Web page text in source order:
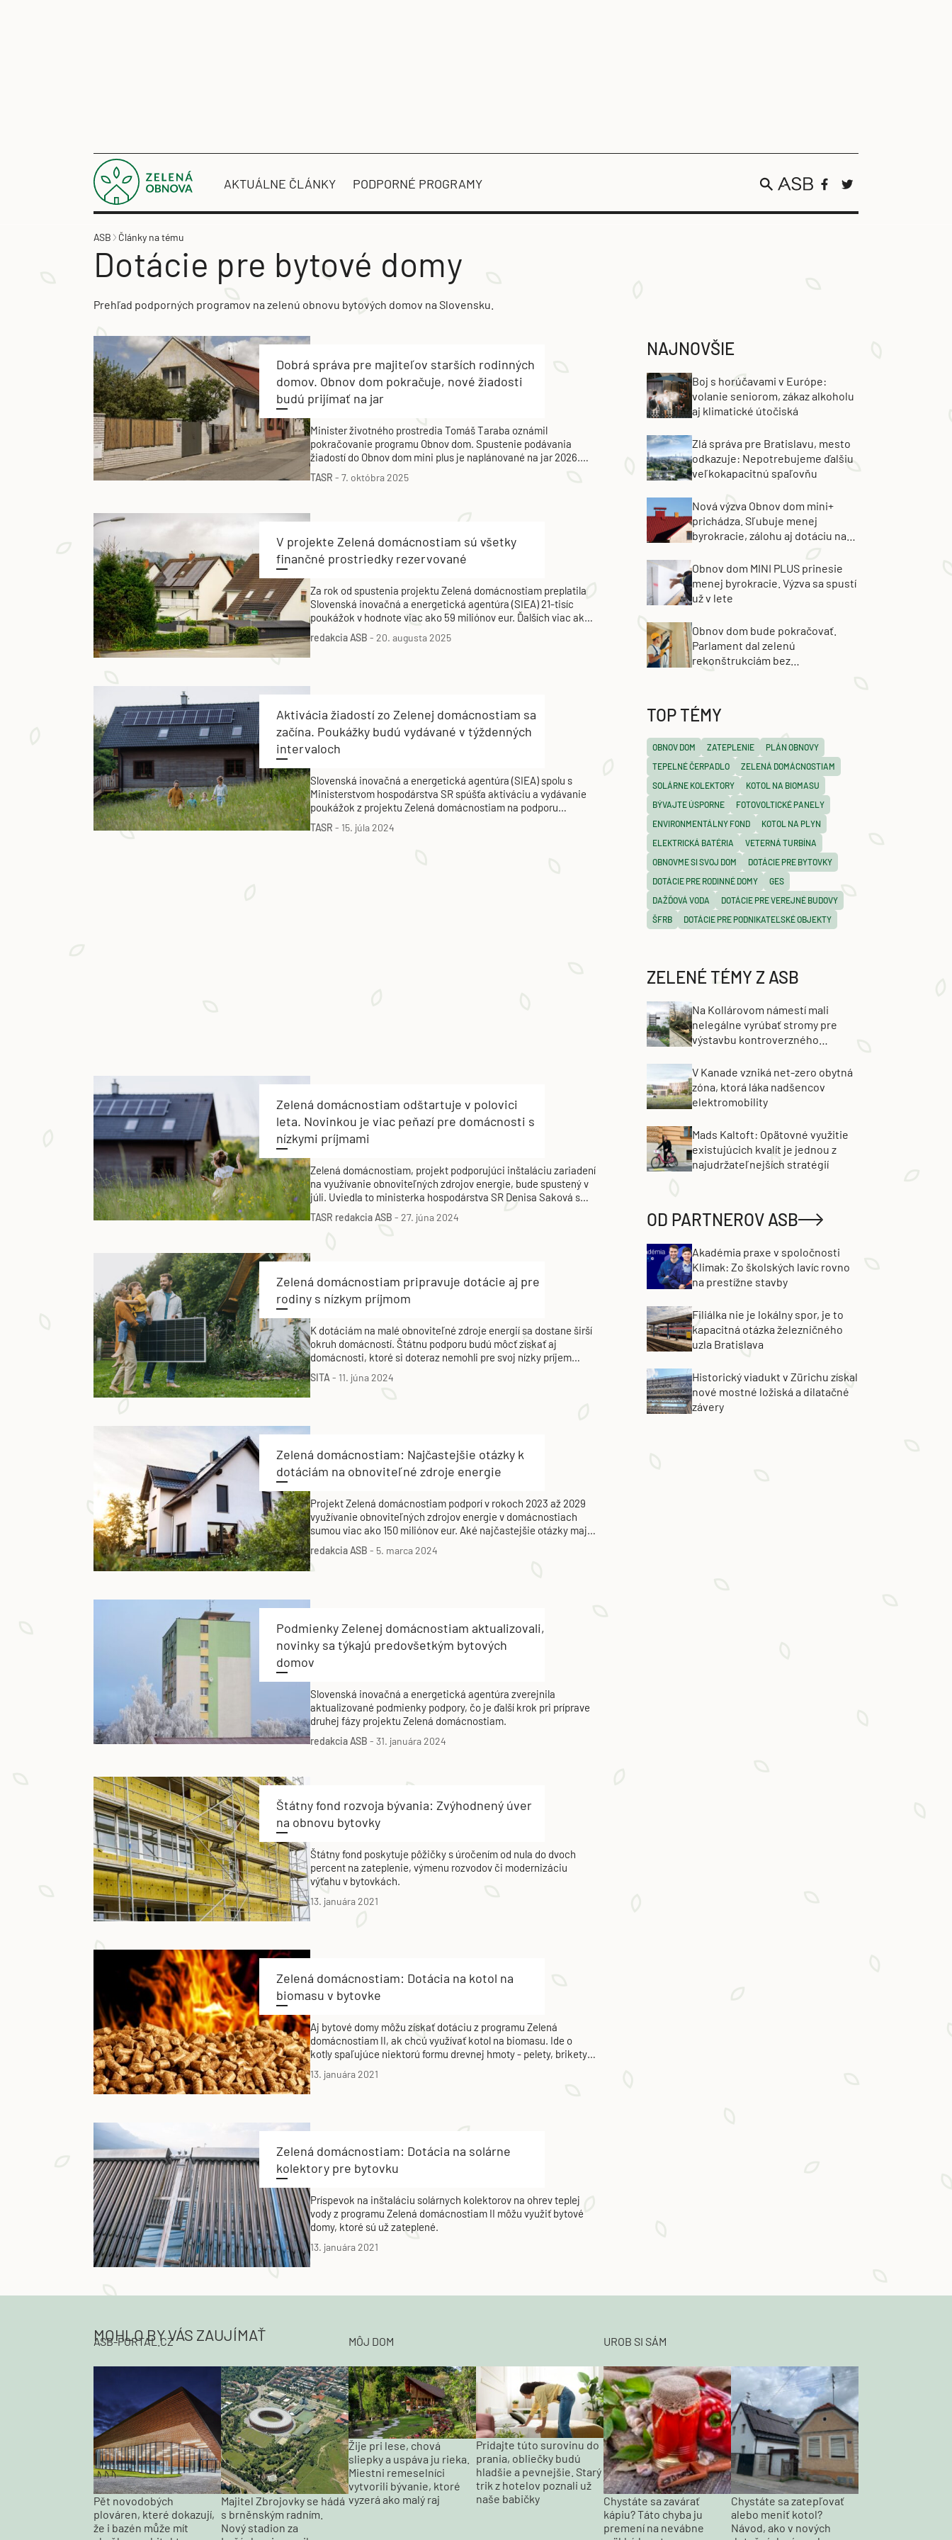
AKTUÁLNE ČLÁNKY PODPORNÉ PROGRAMY
ASB Články na tému
Dotácie pre bytové domy
Prehľad podporných programov na zelenú obnovu bytových domov na Slovensku.
Dobrá správa pre majiteľov starších rodinných
domov. Obnov dom pokračuje, nové žiadosti
budú prijímať na jar
Minister životného prostredia Tomáš Taraba oznámil
pokračovanie programu Obnov dom. Spustenie podávania
žiadostí do Obnov dom mini plus je naplánované na jar 2026.
Najohrozenejším domácnostiam pôjde 186 miliónov eur. Pomoc
má byť adresná, rýchla a bez nutnosti dokladovať energetické
TASR -7. októbra 2025
V projekte Zelená domácnostiam sú všetky
finančné prostriedky rezervované
Za rok od spustenia projektu Zelená domácnostiam preplatila
Slovenská inovačná a energetická agentúra (SIEA) 21-tisíc
poukážok v hodnote viac ako 59 miliónov eur. Ďalších viac ako
46 miliónov eur je momentálne viazaných na inštalácie, ktoré
majú byť ukončené v najbližších mesiacoch. Aktuálne sú
redakcia ASB -20. augusta 2025
Aktivácia žiadostí zo Zelenej domácnostiam sa
začína. Poukážky budú vydávané v týždenných
intervaloch
Slovenská inovačná a energetická agentúra (SIEA) spolu s
Ministerstvom hospodárstva SR spúšťa aktiváciu a vydávanie
poukážok z projektu Zelená domácnostiam na podporu
inštalácie zariadení na využívanie obnoviteľných zdrojov
energie.
TASR - 15. júla 2024
Zelená domácnostiam odštartuje v polovici
leta. Novinkou je viac peňazí pre domácnosti s
nízkymi príjmami
Zelená domácnostiam, projekt podporujúci inštaláciu zariadení
na využívanie obnoviteľných zdrojov energie, bude spustený v
júli. Uviedla to ministerka hospodárstva SR Denisa Saková s
tým, že celková alokácia výzvy bude podľa nej asi 150 miliónov
eur.
TASR redakcia ASB -27. júna 2024
Zelená domácnostiam pripravuje dotácie aj pre
rodiny s nízkym príjmom
K dotáciám na malé obnoviteľné zdroje energií sa dostane širší
okruh domácností. Štátnu podporu budú môcť získať aj
domácnosti, ktoré si doteraz nemohli pre svoj nízky príjem
dovoliť kúpiť fotovoltické panely či slnečné kolektory.
SITA - 11. júna 2024
Zelená domácnostiam: Najčastejšie otázky k
dotáciám na obnoviteľné zdroje energie
Projekt Zelená domácnostiam podporí v rokoch 2023 až 2029
využívanie obnoviteľných zdrojov energie v domácnostiach
sumou viac ako 150 miliónov eur. Aké najčastejšie otázky majú
vlastníci rodinných a bytových domov?
redakcia ASB - 5. marca 2024
Podmienky Zelenej domácnostiam aktualizovali,
novinky sa týkajú predovšetkým bytových
domov
Slovenská inovačná a energetická agentúra zverejnila
aktualizované podmienky podpory, čo je ďalší krok pri príprave
druhej fázy projektu Zelená domácnostiam.
redakcia ASB -31. januára 2024
Štátny fond rozvoja bývania: Zvýhodnený úver
na obnovu bytovky
Štátny fond poskytuje pôžičky s úročením od nula do dvoch
percent na zateplenie, výmenu rozvodov či modernizáciu
výťahu v bytovkách.
13. januára 2021
Zelená domácnostiam: Dotácia na kotol na
biomasu v bytovke
Aj bytové domy môžu získať dotáciu z programu Zelená
domácnostiam II, ak chcú využívať kotol na biomasu. Ide o
kotly spaľujúce niektorú formu drevnej hmoty - pelety, brikety,
kotly).
13. januára 2021
Zelená domácnostiam: Dotácia na solárne
kolektory pre bytovku
Príspevok na inštaláciu solárnych kolektorov na ohrev teplej
vody z programu Zelená domácnostiam II môžu využiť bytové
domy, ktoré sú už zateplené.
13. januára 2021
NAJNOVŠIE
Boj s horúčavami v Európe:
volanie seniorom, zákaz alkoholu
aj klimatické útočiská
Zlá správa pre Bratislavu, mesto
odkazuje: Nepotrebujeme ďalšiu
veľkokapacitnú spaľovňu
Nová výzva Obnov dom mini+
prichádza. Sľubuje menej
byrokracie, zálohu aj dotáciu na
Obnov dom MINI PLUS prinesie
menej byrokracie. Výzva sa spustí
už v lete
Obnov dom bude pokračovať.
Parlament dal zelenú
rekonštrukciám bez
TOP TÉMY
OBNOV DOM ZATEPLENIE
PLÁN OBNOVY
TEPELNÉ ČERPADLO
ZELENÁ DOMÁCNOSTIAM
SOLÁRNE KOLEKTORY
KOTOL NA BIOMASU
BÝVAJTE ÚSPORNE
FOTOVOLTICKÉ PANELY
ENVIRONMENTÁLNY FOND
KOTOL NA PLYN
ELEKTRICKÁ BATÉRIA
VETERNÁ TURBÍNA
OBNOVME SI SVOJ DOM
DOTÁCIE PRE BYTOVKY
DOTÁCIE PRE RODINNÉ DOMY
GES
DAŽĎOVÁ VODA
DOTÁCIE PRE VEREJNÉ BUDOVY
ŠFRB
DOTÁCIE PRE PODNIKATEĽSKÉ OBJEKTY
ZELENÉ TÉMY Z ASB
Na Kollárovom námestí mali
nelegálne vyrúbať stromy pre
výstavbu kontroverzného
popiera
V Kanade vzniká net-zero obytná
zóna, ktorá láka nadšencov
elektromobility
Mads Kaltoft: Opätovné využitie
existujúcich kvalít je jednou z
najudržateľnejších stratégií
OD PARTNEROV ASB
Akadémia praxe v spoločnosti
Klimak: Zo školských lavíc rovno
na prestížne stavby
Filiálka nie je lokálny spor, je to
kapacitná otázka železničného
uzla Bratislava
Historický viadukt v Zürichu získal
nové mostné ložiská a dilatačné
závery
MOHLO BY VÁS ZAUJÍMAŤ
ASB-PORTAL.CZ
Pět novodobých
plováren, které dokazují,
že i bazén může mít
Majitel Zbrojovky se hádá
s brněnským radním.
Nový stadion za
MÔJ DOM
Žije pri lese, chová
sliepky a uspáva ju rieka.
Miestni remeselníci
vytvorili bývanie, ktoré
vyzerá ako malý raj
Pridajte túto surovinu do
prania, obliečky budú
hladšie a pevnejšie. Starý
trik z hotelov poznali už
naše babičky
UROB SI SÁM
Chystáte sa zavárať
kápiu? Táto chyba ju
premení na nevábne
Chystáte sa zatepľovať
alebo meniť kotol?
Návod, ako v nových